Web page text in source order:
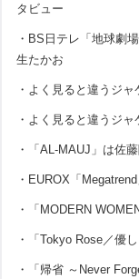
タビュー
・BS日テレ「地球劇
生たかお
・よく見ると違うジ
・よく見ると違うジ
・「AL-MAUJ」は佐
・EUROX「
・「MODERN
・「Tokyo Rose／優
・「帰省 ～Never